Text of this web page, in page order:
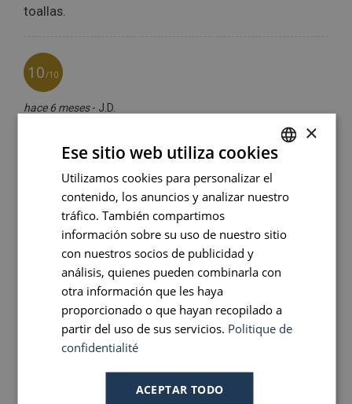
FRENCH
ENGLISH
PORTUGUESE
SPANISH
×
Ese sitio web utiliza cookies
Utilizamos cookies para personalizar el
contenido, los anuncios y analizar nuestro
tráfico. También compartimos
información sobre su uso de nuestro sitio
con nuestros socios de publicidad y
análisis, quienes pueden combinarla con
otra información que les haya
proporcionado o que hayan recopilado a
partir del uso de sus servicios. Politique de
confidentialité
ACEPTAR TODO